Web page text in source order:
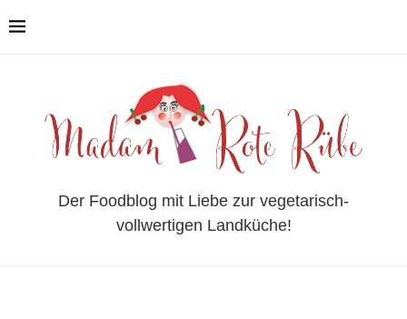
Der Foodblog mit Liebe zur vegetarisch-
vollwertigen Landküche!